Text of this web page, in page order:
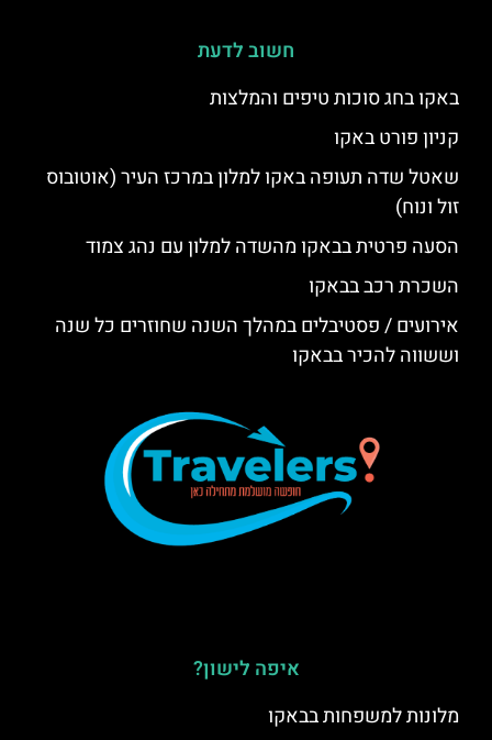
חשוב לדעת
באקו בחג סוכות טיפים והמלצות
קניון פורט באקו
שאטל שדה תעופה באקו למלון במרכז העיר (אוטובוס
זול ונוח)
הסעה פרטית בבאקו מהשדה למלון עם נהג צמוד
השכרת רכב בבאקו
אירועים / פסטיבלים במהלך השנה שחוזרים כל שנה
וששווה להכיר בבאקו
איפה לישון?
מלונות למשפחות בבאקו